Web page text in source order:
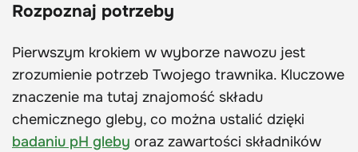
Rozpoznaj potrzeby
Pierwszym krokiem w wyborze nawozu jest
zrozumienie potrzeb Twojego trawnika. Kluczowe
znaczenie ma tutaj znajomość składu
chemicznego gleby, co można ustalić dzięki
badaniu pH gleby oraz zawartości składników